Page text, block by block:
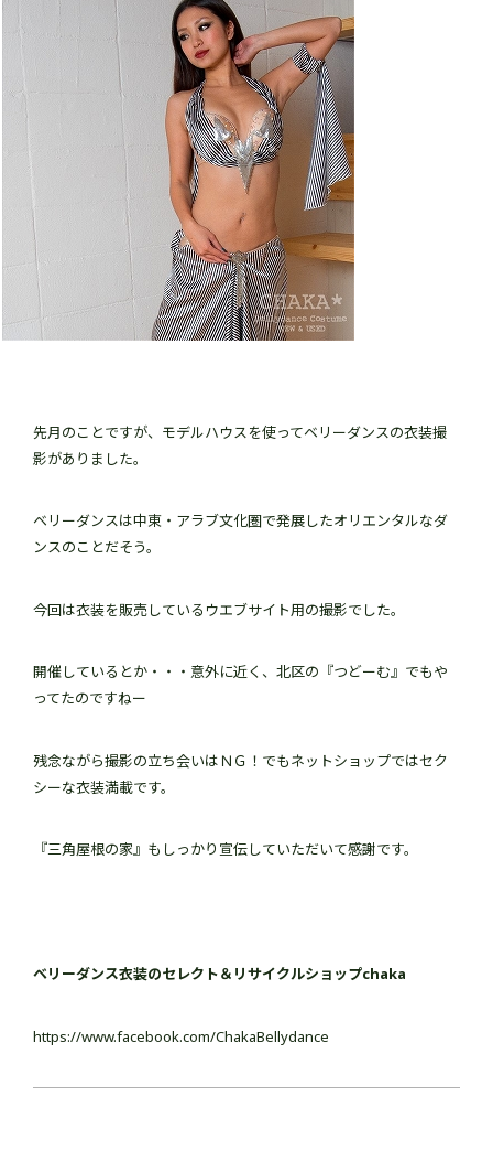
先月のことですが、モデルハウスを使ってベリーダンスの衣装撮
影がありました。
ベリーダンスは中東・アラブ文化圏で発展したオリエンタルなダ
ンスのことだそう。
今回は衣装を販売しているウエブサイト用の撮影でした。
開催しているとか・・・意外に近く、北区の『つどーむ』でもや
ってたのですねー
残念ながら撮影の立ち会いはＮＧ！でもネットショップではセク
シーな衣装満載です。
『三角屋根の家』もしっかり宣伝していただいて感謝です。
ベリーダンス衣装のセレクト＆リサイクルショップchaka
https://www.facebook.com/ChakaBellydance